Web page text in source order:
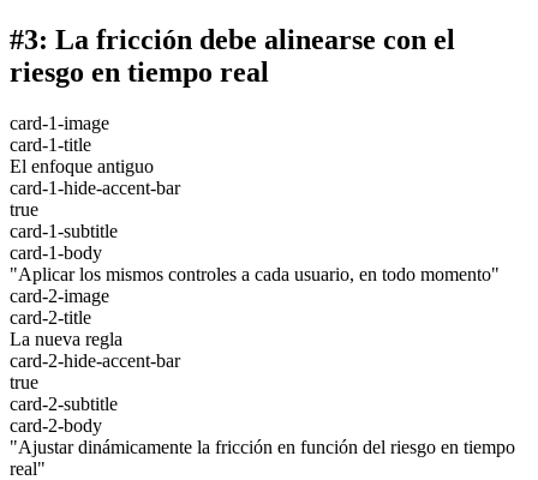
#3: La fricción debe alinearse con el
riesgo en tiempo real
card-1-image
card-1-title
El enfoque antiguo
card-1-hide-accent-bar
true
card-1-subtitle
card-1-body
"Aplicar los mismos controles a cada usuario, en todo momento"
card-2-image
card-2-title
La nueva regla
card-2-hide-accent-bar
true
card-2-subtitle
card-2-body
"Ajustar dinámicamente la fricción en función del riesgo en tiempo
real"